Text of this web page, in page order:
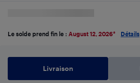
Le solde prend fin le : August 12, 2026* Détails
Livraison